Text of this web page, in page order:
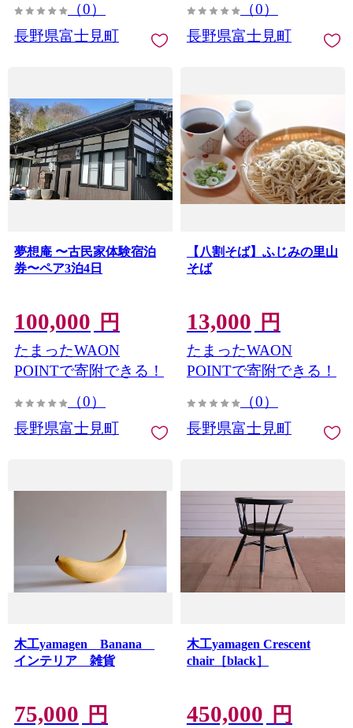
（0）
長野県富士見町
（0）
長野県富士見町
夢想庵 〜古民家体験宿泊
券〜ペア3泊4日
100,000 円
たまったWAON
POINTで寄附できる！
（0）
長野県富士見町
【八割そば】ふじみの里山
そば
13,000 円
たまったWAON
POINTで寄附できる！
（0）
長野県富士見町
木工yamagen Banana
インテリア 雑貨
75,000 円
木工yamagen Crescent
chair［black］
450,000 円